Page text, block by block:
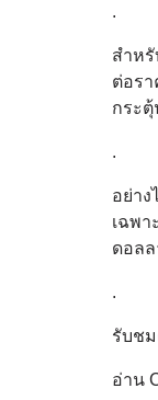
.
สำห
ต่อร
กระ
.
อย่า
เฉพา
ดอลล
.
รับช
อ่าน